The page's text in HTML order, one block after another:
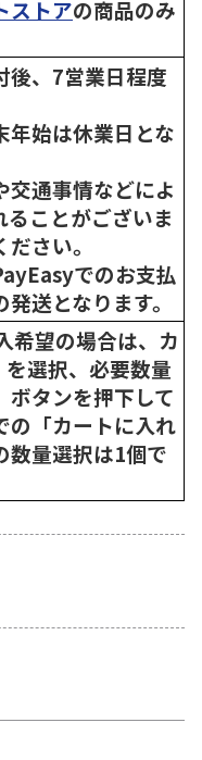
ストアの商品のみ
後、7営業日程度
始は休業日とな
通事情などによ
ることがございま
さい。
でのお支払
送となります。
希望の場合は、カ
選択、必要数量
ボタンを押下して
の「カートに入れ
数量選択は1個で